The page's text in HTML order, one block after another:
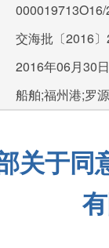
交海批〔2016
2016年06月30日
船舶;福州港;罗
关于同